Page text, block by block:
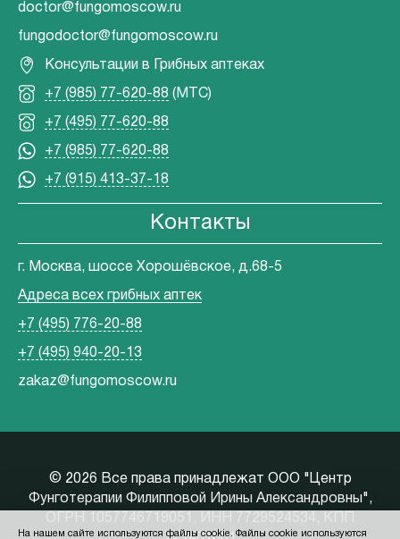
doctor@fungomoscow.ru
fungodoctor@fungomoscow.ru
Консультации в Грибных аптеках
+7 (985) 77-620-88 (МТС)
+7 (495) 77-620-88
+7 (985) 77-620-88
+7 (915) 413-37-18
Контакты
г. Москва, шоссе Хорошёвское, д.68-5
Адреса всех грибных аптек
+7 (495) 776-20-88
+7 (495) 940-20-13
zakaz@fungomoscow.ru
© 2026 Все права принадлежат ООО "Центр
Фунготерапии Филипповой Ирины Александровны",
На нашем сайте используются файлы cookie. Файлы cookie используются